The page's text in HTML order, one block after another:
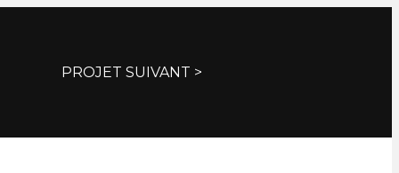
PROJET SUIVANT >